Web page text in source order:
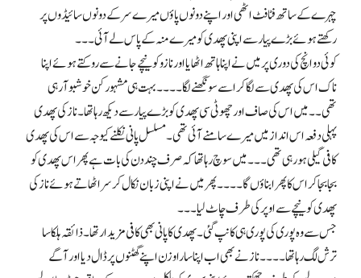
چہرے کے ساتھ فٹافٹ اٹھی اور اپنے دونوں پاؤں میرے سر کے دونوں سائیڈوں پر
رکھتے ہوئے بڑے پیار سے اپنی پھدی کو میرے منہ کے پاس لے آئی۔۔۔
کوئی دو انچ کی دوری پر میں نے اپنا ہاتھ اٹھایا اور نازو کو نیچے جانے سے روکتے ہوئے اپنا
ناک اس کی پھدی سے لگا کر اسے سونگھنے لگا۔۔۔۔ بہت ہی مشہور کن خوشبو آ رہی
تھی۔۔ میں اس کی صاف اور چھوٹی سی پھدی کو بڑے پیار سے دیکھ رہا تھا۔ ناز کی پھدی
پہلی دفعہ اس انداز میں میرے سامنے آئی تھی۔ مسلسل پانی نکلنے کیوجہ سے اس کی پھدی
کافی گیلی ہو رہی تھی۔۔۔ میں سوچ رہا تھا کہ صرف چند دن کی بات ہے پھر اس پھدی کو
بجا بجا کر اس کا پھرا بناؤں گا۔۔۔۔ پھر میں نے اپنی زبان نکال کر سر اٹھاتے ہوئے ناز کی
پھدی کو نیچے سے اوپر کی طرف چاٹ لیا۔۔۔
جس سے وہ پوری کی پوری ہی کانپ گئی۔ پھدی کا پانی بھی کافی مزیدار تھا۔ ذائقہ ہلکا سا
ترش لگ رہا تھا۔۔۔۔ ناز نے بھی اب اپنا سارا وزن اپنے گھٹنوں پر ڈال دیا اور آگے